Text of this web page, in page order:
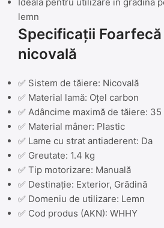
lemn
Specificații
nicovală
✅ Sistem de tăiere: Nicovală
✅ Material lamă: Oțel carbon
✅ Adâncime maximă de tăiere: 35
✅ Material mâner: Plastic
✅ Lame cu strat antiaderent: Da
✅ Greutate: 1.4 kg
✅ Tip motorizare: Manuală
✅ Destinație: Exterior, Grădină
✅ Domeniu de utilizare: Lemn
✅ Cod produs (AKN): WHHY